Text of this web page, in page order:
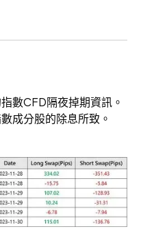
數CFD隔夜掉期資訊。
成分股的除息所致。